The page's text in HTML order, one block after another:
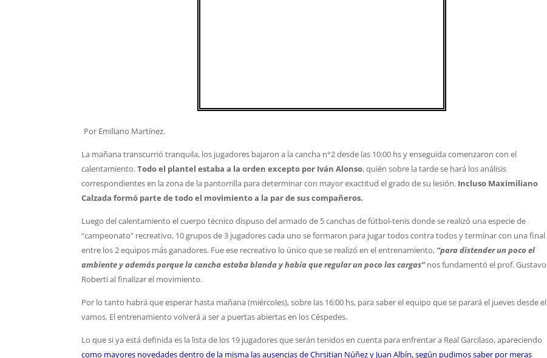
Por Emiliano Martínez.
La mañana transcurrió tranquila, los jugadores bajaron a la cancha n°2 desde las 10:00 hs y enseguida comenzaron con el
calentamiento.Todo el plantel estaba a la orden excepto por Iván Alonso, quién sobre la tarde se hará los análisis
correspondientes en la zona de la pantorrilla para determinar con mayor exactitud el grado de su lesión. Incluso Maximiliano
Calzada formó parte de todo el movimiento a la par de sus compañeros.
Luego del calentamiento el cuerpo técnico dispuso del armado de 5 canchas de fútbol-tenis donde se realizó una especie de
“campeonato” recreativo, 10 grupos de 3 jugadores cada uno se formaron para jugar todos contra todos y terminar con una final
entre los 2 equipos más ganadores. Fue ese recreativo lo único que se realizó en el entrenamiento, “para distender un poco el
ambiente y además porque la cancha estaba blanda y había que regular un poco las cargas”nos fundamentó el prof. Gustavo
Roberti al finalizar el movimiento.
Por lo tanto habrá que esperar hasta mañana (miércoles), sobre las 16:00 hs, para saber el equipo que se parará el jueves desde el
vamos. El entrenamiento volverá a ser a puertas abiertas en los Céspedes.
Lo que si ya está definida es la lista de los 19 jugadores que serán tenidos en cuenta para enfrentar a Real Garcilaso, apareciendo
como mayores novedades dentro de la misma las ausencias de Chrsitian Núñez y Juan Albín, según pudimos saber por meras